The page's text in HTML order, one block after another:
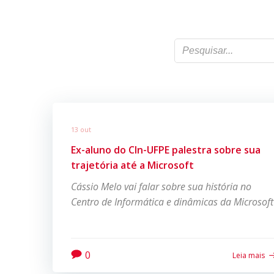
13 out
Ex-aluno do CIn-UFPE palestra sobre sua
trajetória até a Microsoft
Cássio Melo vai falar sobre sua história no
Centro de Informática e dinâmicas da Microsoft
0 Leia mais